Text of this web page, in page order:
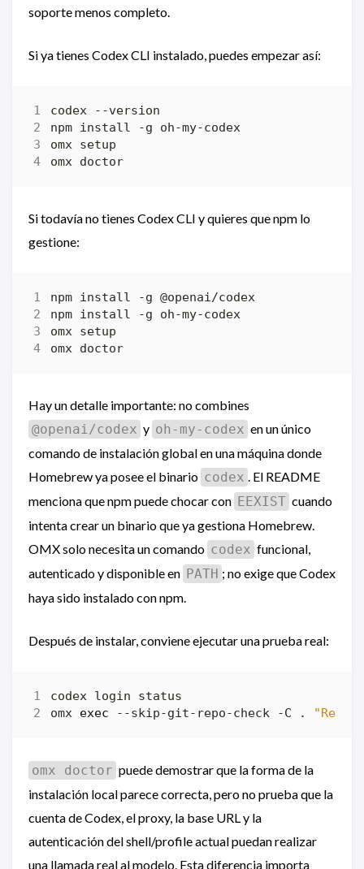
soporte menos completo.
Si ya tienes Codex CLI instalado, puedes empezar así:
Si todavía no tienes Codex CLI y quieres que npm lo
gestione:
Hay un detalle importante: no combines
@openai/codex y oh-my-codex en un único
comando de instalación global en una máquina donde
Homebrew ya posee el binario codex . El README
menciona que npm puede chocar con EEXIST cuando
intenta crear un binario que ya gestiona Homebrew.
OMX solo necesita un comando codex funcional,
autenticado y disponible en PATH ; no exige que Codex
haya sido instalado con npm.
Después de instalar, conviene ejecutar una prueba real:
omx exec --skip-git-repo-check -C . "Reply
omx doctor puede demostrar que la forma de la
instalación local parece correcta, pero no prueba que la
cuenta de Codex, el proxy, la base URL y la
autenticación del shell/profile actual puedan realizar
una llamada real al modelo. Esta diferencia importa